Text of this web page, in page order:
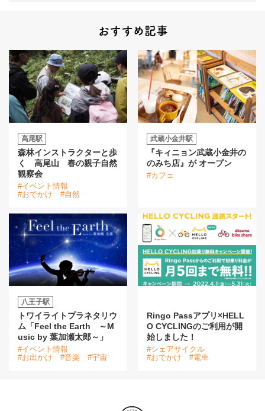
おすすめ記事
高尾駅
森林インストラクターと歩
く 高尾山 春の親子自然
観察会
#イベント情報
#おでかけ
#自然
武蔵小金井駅
『キィニョン武蔵小金井の
のみち店』が オープン
#カフェ
八王子駅
トワイライトプラネタリウ
ム「Feel the Earth ～M
usic by 葉加瀬太郎～」
#イベント情報
#お出かけ
#音楽 #宇宙
Ringo Passアプリ×HELL
O CYCLINGのご利用が開
始しました！
#シェアサイクル
#おでかけ
#電車